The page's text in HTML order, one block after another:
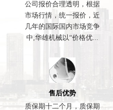
公司报价合理透明，根据
市场行情，统一报价，近
几年的国际国内市场竞争
中,华雄机械以“价格优...
售后优势
质保期十二个月，质保期